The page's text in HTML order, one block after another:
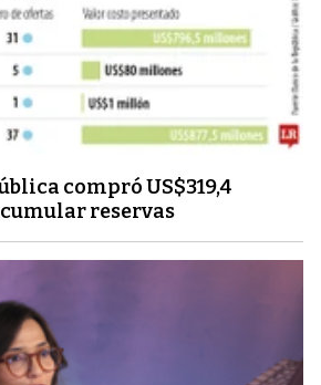
compró US$319,4
reservas